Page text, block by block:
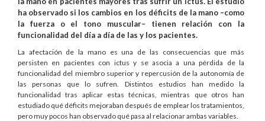
ha observado si los cambios en los déficits de la mano –como
la fuerza o el tono muscular– tienen relación con la
funcionalidad del día a día de las y los pacientes.
La afectación de la mano es una de las consecuencias que más
persisten en pacientes con ictus y se asocia a una pérdida de la
funcionalidad del miembro superior y repercusión de la autonomía de
las personas que lo sufren. Distintos estudios han medido la
funcionalidad tras aplicar estas técnicas, mientras que otros han
estudiado qué déficits mejoraban después de emplear los tratamientos,
pero muy pocos han observado qué pasa al relacionar ambas variables.